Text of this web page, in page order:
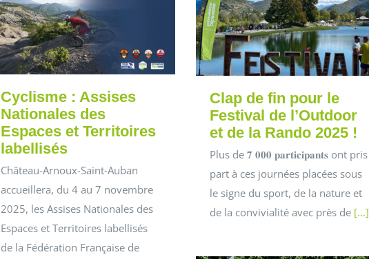
Cyclisme : Assises
Nationales des
Espaces et Territoires
labellisés
Château-Arnoux-Saint-Auban
accueillera, du 4 au 7 novembre
2025, les Assises Nationales des
Espaces et Territoires labellisés
de la Fédération Française de
Clap de fin pour le
Festival de l’Outdoor
et de la Rando 2025 !
Plus de 𝟕 𝟎𝟎𝟎 𝐩𝐚𝐫𝐭𝐢𝐜𝐢𝐩𝐚𝐧𝐭𝐬 ont pris
part à ces journées placées sous
le signe du sport, de la nature et
de la convivialité avec près de [...]